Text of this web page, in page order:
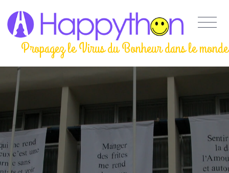
Propagez le Virus du Bonheur dans le monde